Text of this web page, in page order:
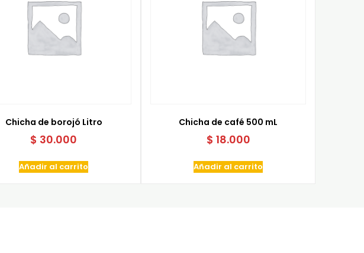
Chicha de borojó Litro
$ 30.000
Añadir al carrito
Chicha de café 500 mL
$ 18.000
Añadir al carrito